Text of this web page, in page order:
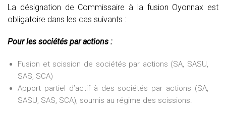
La désignation de Commissaire à la fusion Oyonnax est
obligatoire dans les cas suivants :
Pour les sociétés par actions :
Fusion et scission de sociétés par actions (SA, SASU,
SAS, SCA)
Apport partiel d’actif à des sociétés par actions (SA,
SASU, SAS, SCA), soumis au régime des scissions.